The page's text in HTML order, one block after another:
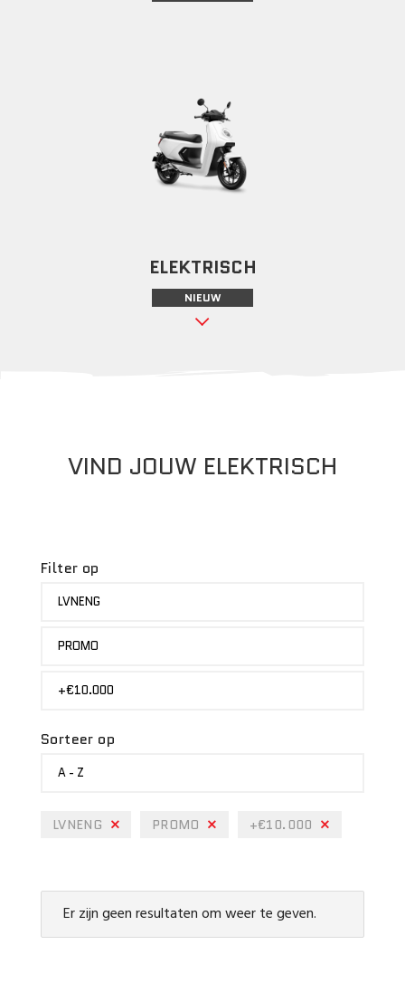
ELEKTRISCH
NIEUW
VIND JOUW ELEKTRISCH
Filter op
LVNENG
PROMO
+€10.000
Sorteer op
A - Z
LVNENG PROMO +€10.000
Er zijn geen resultaten om weer te geven.